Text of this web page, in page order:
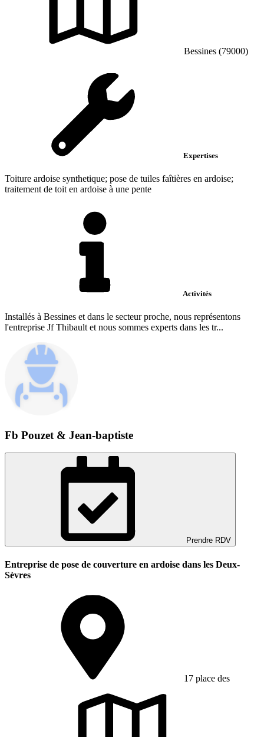
Bessines (79000)
Expertises
Toiture ardoise synthetique; pose de tuiles faîtières en ardoise;
traitement de toit en ardoise à une pente
Activités
Installés à Bessines et dans le secteur proche, nous représentons
l'entreprise Jf Thibault et nous sommes experts dans les tr...
Fb Pouzet & Jean-baptiste
Prendre RDV
Entreprise de pose de couverture en ardoise dans les Deux-
Sèvres
17 place des